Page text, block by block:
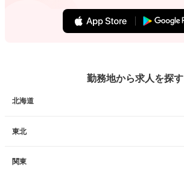
勤務地から求人を探す
北海道
東北
関東